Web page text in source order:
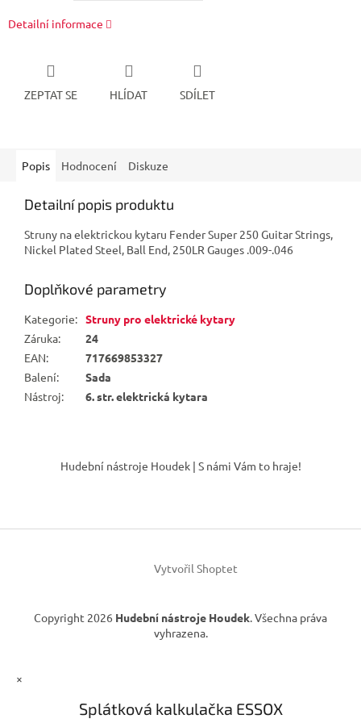
Detailní informace
ZEPTAT SE HLÍDAT SDÍLET
Popis Hodnocení Diskuze
Detailní popis produktu
Struny na elektrickou kytaru Fender Super 250 Guitar Strings,
Nickel Plated Steel, Ball End, 250LR Gauges .009-.046
Doplňkové parametry
Kategorie: Struny pro elektrické kytary
Záruka:
24
EAN:
717669853327
Balení:
Sada
Nástroj: 6. str. elektrická kytara
í
Hudební nástroje Houdek | S námi Vám to hraje!
Vytvořil Shoptet
Copyright 2026 Hudební nástroje Houdek. Všechna práva
vyhrazena.
×
Splátková kalkulačka ESSOX